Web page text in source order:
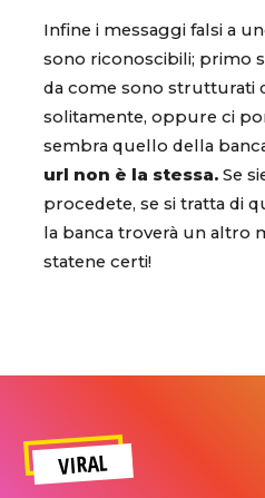
Infine i messaggi falsi a
sono riconoscibili; primo
da come sono strutturati
solitamente, oppure ci
sembra quello della
url non è la stessa. Se
procedete, se si tratta di
la banca troverà un altro
statene certi!
VIRAL